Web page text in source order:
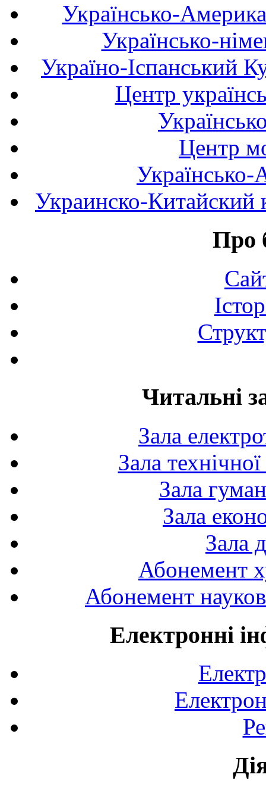
Українсько-
Українсько-
Україно-Іспанський
Центр
Центр
Українсько-
Украинско-Китайский
Про
Читальні
Зала
Зала
Зала
Зала
Зала
Абонемент
Абонемент
Електронні